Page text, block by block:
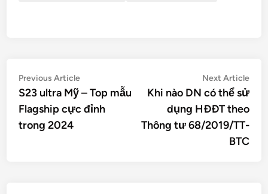
Điều
hướng
bài
viết
Previous ArticlePrevious
article:
S23 ultra Mỹ – Top mẫu
Flagship cực đỉnh
trong 2024
Next Article
Khi nào DN có thể sử
dụng HĐĐT theo
Thông tư 68/2019/TT-
BTC